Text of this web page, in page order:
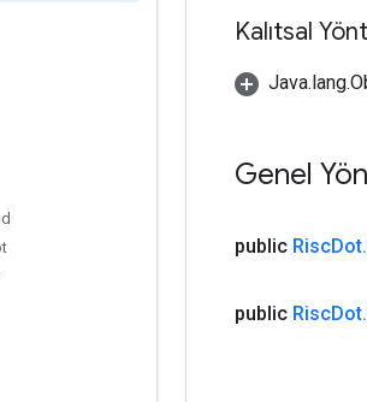
Kalıtsal
Genel
public RiscDot.
public RiscDot.